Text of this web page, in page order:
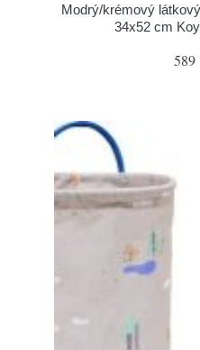
Modrý/krémový
34x52 cm